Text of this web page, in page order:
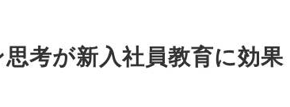
考が新入社員教育に効果